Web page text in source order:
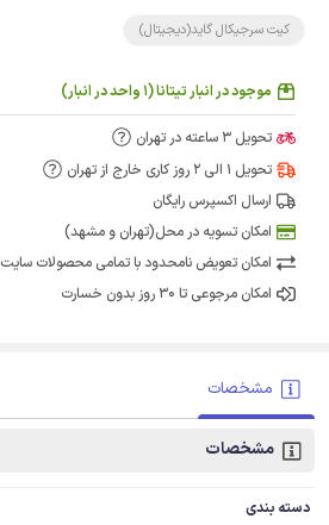
کیت سرجیکال گاید(دیجیتال)
موجود در انبار تیتانا (1 واحد در انبار)
تحویل 3 ساعته در تهران
تحویل 1 الی 2 روز کاری خارج از تهران
ارسال اکسپرس رایگان
امکان تسویه در محل(تهران و مشهد)
امکان تعویض نامحدود با تمامی محصولات سایت
امکان مرجوعی تا 30 روز بدون خسارت
مشخصات
مشخصات
دسته بندی